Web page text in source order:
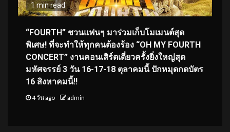
1 min read
“FOURTH” ชวนแฟนๆ มาร่วมเก็บโมเมนต์สุด
พิเศษ! ที่จะทำให้ทุกคนต้องร้อง “OH MY FOURTH
CONCERT” งานคอนเสิร์ตเดี่ยวครั้งยิ่งใหญ่สุด
มหัศจรรย์ 3 วัน 16-17-18 ตุลาคมนี้ ปักหมุดกดบัตร
16 สิงหาคมนี้!!
4 วัน ago admin